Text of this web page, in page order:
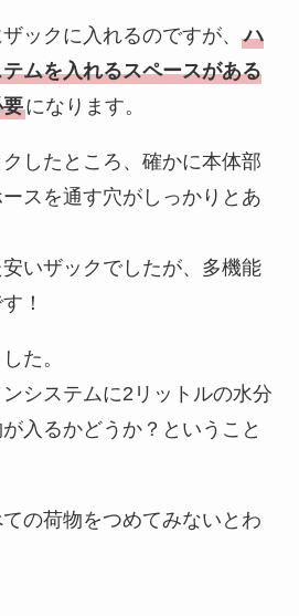
ックに入れるのですが、 ハ
ムを入れるスペースがある
になります。
したところ、確かに本体部
スを通す穴がしっかりとあ
いザックでしたが、多機能
！
た。
システムに2リットルの水分
入るかどうか？ということ
の荷物をつめてみないとわ